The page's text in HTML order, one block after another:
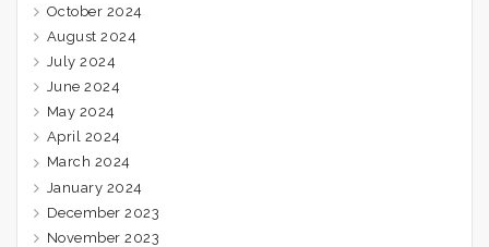
October 2024
August 2024
July 2024
June 2024
May 2024
April 2024
March 2024
January 2024
December 2023
November 2023